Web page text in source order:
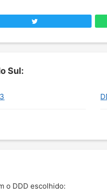
Sul:
o DDD escolhido: